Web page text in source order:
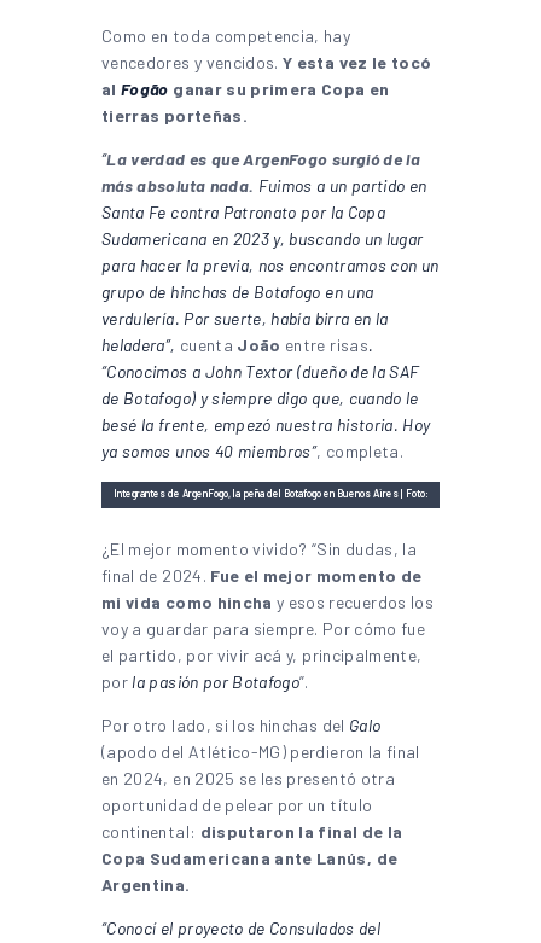
Como en toda competencia, hay
vencedores y vencidos. Y esta vez le tocó
alFogão ganar su primera Copa en
tierras porteñas.
“La verdad es que ArgenFogo surgió de la
más absoluta nada. Fuimos a un partido en
Santa Fe contra Patronato por la Copa
Sudamericana en 2023 y, buscando un lugar
para hacer la previa, nos encontramos con un
grupo de hinchas de Botafogo en una
verdulería. Por suerte, había birra en la
heladera”, cuenta João entre risas.
“Conocimos a John Textor (dueño de la SAF
de Botafogo) y siempre digo que, cuando le
besé la frente, empezó nuestra historia. Hoy
ya somos unos 40 miembros”, completa.
Integrantes de ArgenFogo, la peña del Botafogo en Buenos Aires | Foto:
¿El mejor momento vivido? “Sin dudas, la
final de 2024. Fue el mejor momento de
mi vida como hincha y esos recuerdos los
voy a guardar para siempre. Por cómo fue
el partido, por vivir acá y, principalmente,
porla pasión por Botafogo”.
Por otro lado, si los hinchas del Galo
(apodo del Atlético-MG) perdieron la final
en 2024, en 2025 se les presentó otra
oportunidad de pelear por un título
continental: disputaron la final de la
Copa Sudamericana ante Lanús, de
Argentina.
“Conocí el proyecto de Consulados del